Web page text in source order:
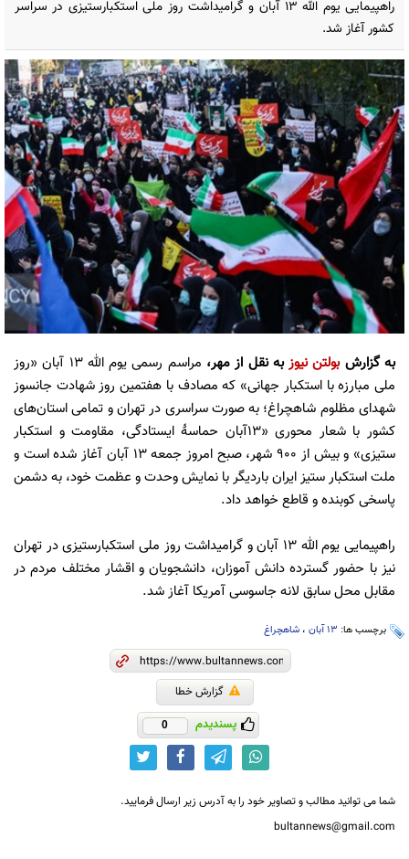
راهپیمایی یوم الله ۱۳ آبان و گرامیداشت روز ملی استکبارستیزی در سراسر
کشور آغاز شد.
به گزارشبولتن نیوزبه نقل از مهر،
مراسم رسمی یوم الله ۱۳ آبان «روز
ملی مبارزه با استکبار جهانی» که مصادف با هفتمین روز شهادت جانسوز
شهدای مظلوم شاهچراغ؛ به صورت سراسری در تهران و تمامی استان‌های
کشور با شعار محوری «١٣آبان حماسۀ ایستادگی، مقاومت و استکبار
ستیزی» و بیش از ۹۰۰ شهر، صبح امروز جمعه ۱۳ آبان آغاز شده است و
ملت استکبار ستیز ایران باردیگر با نمایش وحدت و عظمت خود، به دشمن
پاسخی کوبنده و قاطع خواهد داد.
‌راهپیمایی یوم الله ۱۳ آبان و گرامیداشت روز ملی استکبارستیزی در تهران
نیز با حضور گسترده دانش آموزان، دانشجویان و اقشار مختلف مردم در
مقابل محل سابق لانه جاسوسی آمریکا آغاز شد.
برچسب ها: ۱۳ آبان ، شاهچراغ
گزارش خطا
پسندیدم 0
شما می توانید مطالب و تصاویر خود را به آدرس زیر ارسال فرمایید.
bultannews@gmail.com